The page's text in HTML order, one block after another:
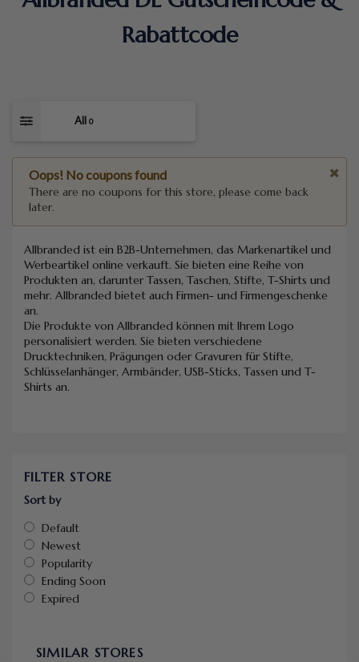
Rabattcode
All 0
Oops! No coupons found
There are no coupons for this store, please come back
later.
Allbranded ist ein B2B-Unternehmen, das Markenartikel und
Werbeartikel online verkauft. Sie bieten eine Reihe von
Produkten an, darunter Tassen, Taschen, Stifte, T-Shirts und
mehr. Allbranded bietet auch Firmen- und Firmengeschenke
an.
Die Produkte von Allbranded können mit Ihrem Logo
personalisiert werden. Sie bieten verschiedene
Drucktechniken, Prägungen oder Gravuren für Stifte,
Schlüsselanhänger, Armbänder, USB-Sticks, Tassen und T-
Shirts an.
FILTER STORE
Sort by
Default
Newest
Popularity
Ending Soon
Expired
SIMILAR STORES